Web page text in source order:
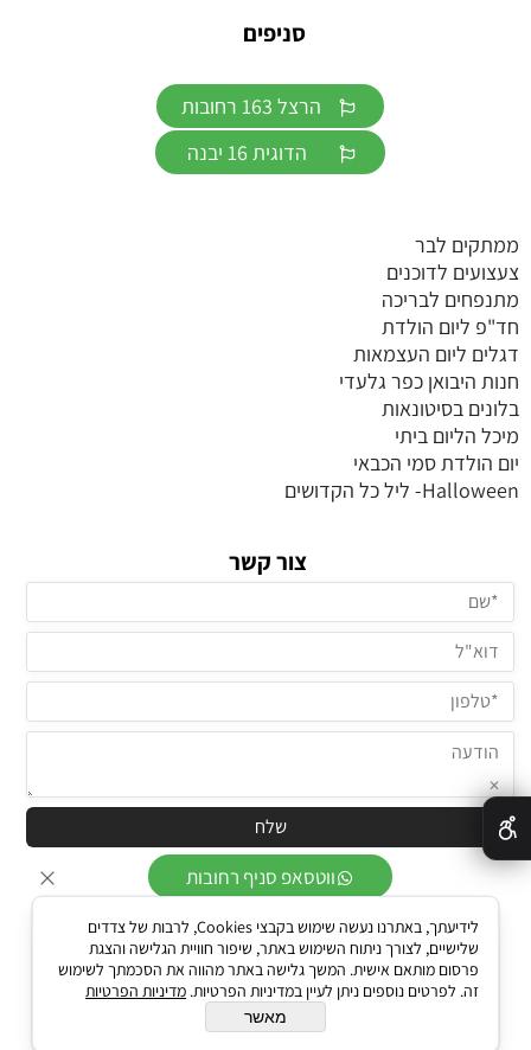
סניפים
הרצל 163 רחובות
הדוגית 16 יבנה
ממתקים לבר
צעצועים לדוכנים
מתנפחים לבריכה
חד"פ ליום הולדת
דגלים ליום העצמאות
חנות היבואן כפר גלעדי
בלונים בסיטונאות
מיכל הליום ביתי
יום הולדת סמי הכבאי
Halloween- ליל כל הקדושים
צור קשר
ווטסאפ סניף רחובות
ווטסאפ סניף יבנה
שירות לקוחות - הזמנות
All Rights Reserved
✕
לידיעתך, באתרנו נעשה שימוש בקבצי Cookies, לרבות של צדדים
שלישיים, לצורך ניתוח השימוש באתר, שיפור חוויית הגלישה והצגת
פרסום מותאם אישית. המשך גלישה באתר מהווה את הסכמתך לשימוש
זה. לפרטים נוספים ניתן לעיין במדיניות הפרטיות. מדיניות הפרטיות
מאשר